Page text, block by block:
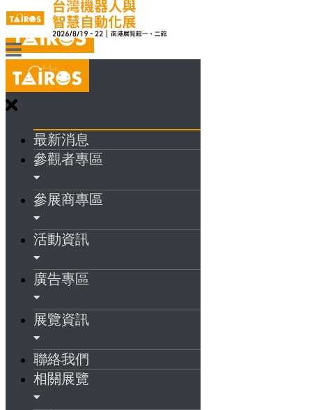
最新消息
參觀者專區
參展商專區
活動資訊
廣告專區
展覽資訊
聯絡我們
相關展覽